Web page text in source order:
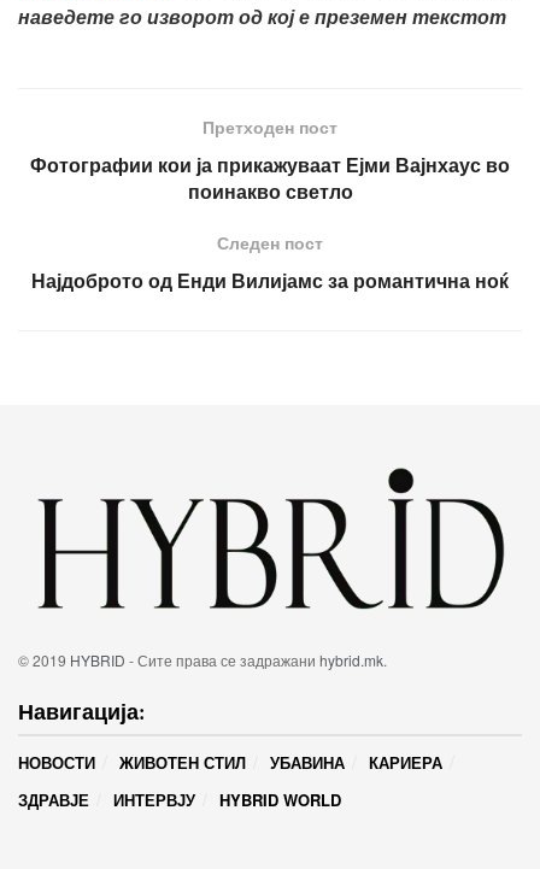
наведете го изворот од кој е преземен текстот
Претходен пост
Фотографии кои ја прикажуваат Ејми Вајнхаус во
поинакво светло
Следен пост
Најдоброто од Енди Вилијамс за романтична ноќ
© 2019 HYBRID - Сите права се задражани hybrid.mk.
Навигација:
НОВОСТИ ЖИВОТЕН СТИЛ УБАВИНА
КАРИЕРА
ЗДРАВЈЕ
ИНТЕРВЈУ HYBRID WORLD